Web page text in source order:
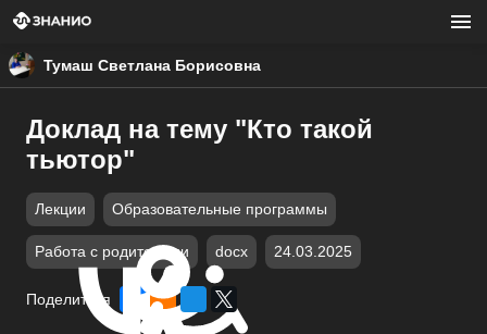
Тумаш Светлана Борисовна
Доклад на тему "Кто такой
тьютор"
Лекции Образовательные программы
Работа с родителями docx 24.03.2025
Поделиться